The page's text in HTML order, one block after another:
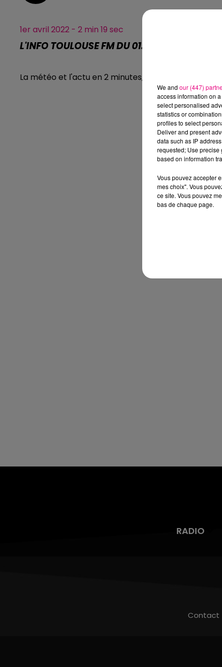
1er avril 2022 - 2 min 19 sec
L'INFO TOULOUSE FM DU 01.04.2022 À 07H01
La météo et l'actu en 2 minutes, l'info Toulouse FM.
RADIO
Contact
We and our (447)
access information on
select personalised
statistics or
profiles to select
Deliver and present
data such as IP
requested; Use precise
based on information
Vous pouvez accepter
mes choix". Vous
ce site. Vous pouvez
bas de chaque page.